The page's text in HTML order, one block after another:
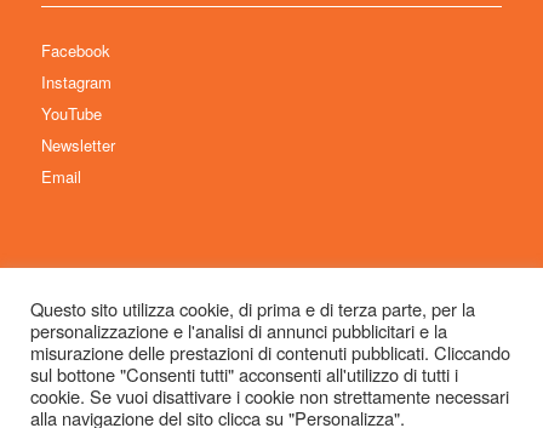
Facebook
Instagram
YouTube
Newsletter
Email
© Copyright 2026 Immaginaria International Film Festival - Un progetto di:
Associazione Culturale Visibilia APS – Sede legale: Studio Commercialista
Dott.ssa Michela Sabattini, via D’Azeglio 71, 40123 Bologna –
Questo sito utilizza cookie, di prima e di terza parte, per la
personalizzazione e l'analisi di annunci pubblicitari e la
misurazione delle prestazioni di contenuti pubblicati. Cliccando
sul bottone "Consenti tutti" acconsenti all'utilizzo di tutti i
cookie. Se vuoi disattivare i cookie non strettamente necessari
alla navigazione del sito clicca su "Personalizza".